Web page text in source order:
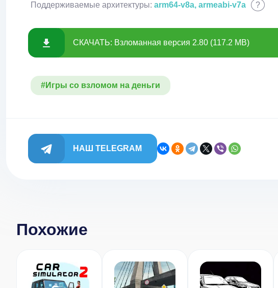
Поддерживаемые архитектуры: arm64-v8a, armeabi-v7a ?
СКАЧАТЬ: Взломанная версия 2.80 (117.2 MB)
#Игры со взломом на деньги
НАШ TELEGRAM
Похожие